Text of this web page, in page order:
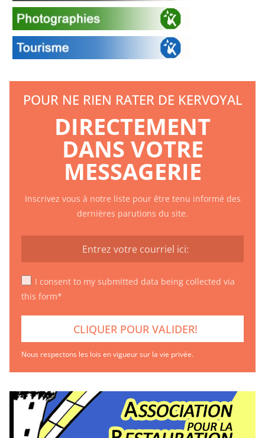
POUR NE RIEN RATER DE KERVOYAL
DIRECTEMENT
DANS VOTRE
MESSAGERIE
Inscrivez vous à notre liste pour être tenu informé des
dernières parutions du site.
I consent to my submitted data being collected via
this form*
Nous respectons les lois en vigueur sur la vie privée.